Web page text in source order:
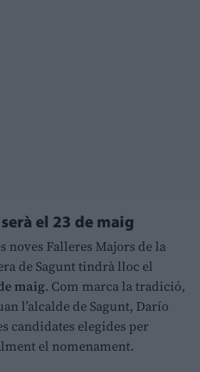
el 23 de maig
noves Falleres Majors de la
de Sagunt tindrà lloc el
maig. Com marca la tradició,
l’alcalde de Sagunt, Darío
candidates elegides per
el nomenament.